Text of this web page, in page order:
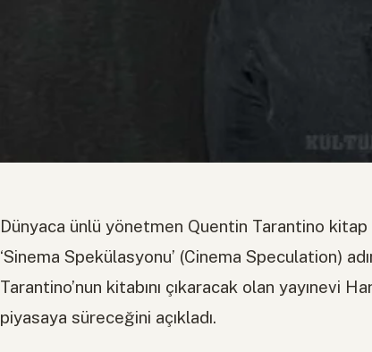
Dünyaca ünlü yönetmen Quentin Tarantino kitap
‘Sinema Spekülasyonu’ (Cinema Speculation)
Tarantino’nun kitabını çıkaracak olan yayınevi
piyasaya süreceğini açıkladı.